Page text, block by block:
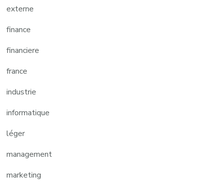
externe
finance
financiere
france
industrie
informatique
léger
management
marketing